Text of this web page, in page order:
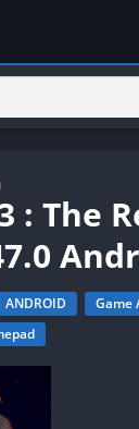
: The
ANDROID Game